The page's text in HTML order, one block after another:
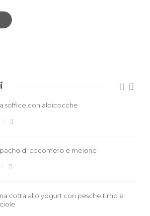
soffice con albicocche
di cocomero e melone
cotta allo yogurt con pesche timo e